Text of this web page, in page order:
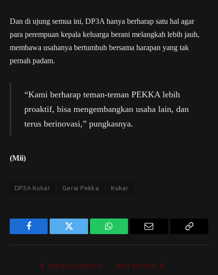
Dan di ujung semua ini, DP3A hanya berharap satu hal agar
para perempuan kepala keluarga berani melangkah lebih jauh,
membawa usahanya bertumbuh bersama harapan yang tak
pernah padam.
“Kami berharap teman-teman PEKKA lebih
proaktif, bisa mengembangkan usaha lain, dan
terus berinovasi,” pungkasnya.
(Mii)
DP3A Kukar Gerai Pekka Kukar
Facebook Twitter WhatsApp
PREVIOUS ARTICLE NEXT ARTICLE